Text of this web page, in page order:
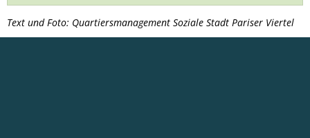
Text und Foto: Quartiersmanagement Soziale Stadt Pariser Viertel